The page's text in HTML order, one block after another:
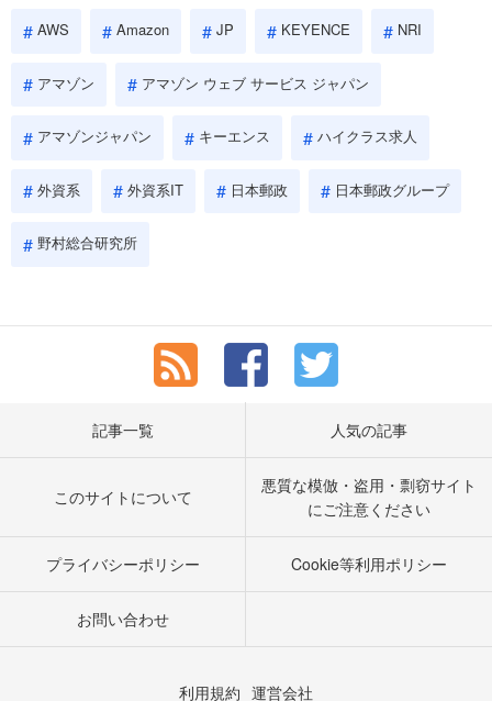
AWS Amazon JP KEYENCE NRI
アマゾン アマゾン ウェブ サービス ジャパン
アマゾンジャパン キーエンス ハイクラス求人
外資系 外資系IT 日本郵政 日本郵政グループ
野村総合研究所
記事一覧 人気の記事
このサイトについて
悪質な模倣・盗用・剽窃サイト
にご注意ください
プライバシーポリシー Cookie等利用ポリシー
お問い合わせ
利用規約 運営会社